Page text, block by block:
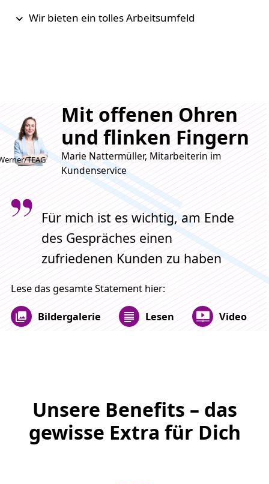
Wir bieten ein tolles Arbeitsumfeld
TEAG
Mit offenen Ohren
und flinken Fingern
Marie Nattermüller, Mitarbeiterin im
Kundenservice
Für mich ist es wichtig, am Ende
des Gespräches einen
zufriedenen Kunden zu haben
Lese das gesamte Statement hier:
Bildergalerie Lesen Video
Unsere Benefits – das
gewisse Extra für Dich